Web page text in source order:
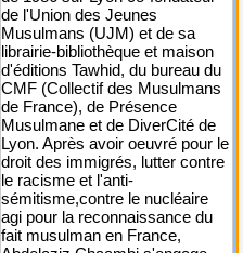
de l'Union des Jeunes
Musulmans (UJM) et de sa
librairie-bibliothèque et maison
d'éditions Tawhid, du bureau du
CMF (Collectif des Musulmans
de France), de Présence
Musulmane et de DiverCité de
Lyon. Après avoir oeuvré pour le
droit des immigrés, lutter contre
le racisme et l'anti-
sémitisme,contre le nucléaire
agi pour la reconnaissance du
fait musulman en France,